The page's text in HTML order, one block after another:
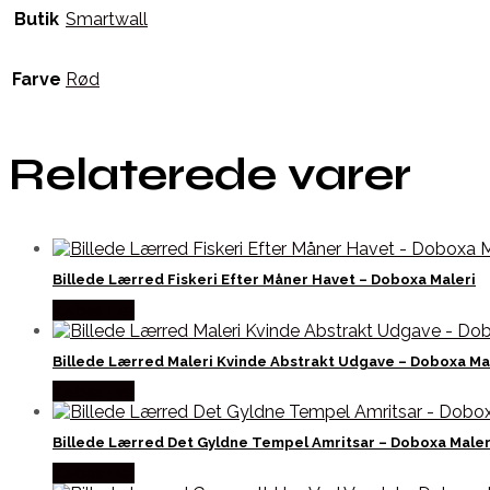
Butik Smartwall
Farve Rød
Relaterede varer
Billede Lærred Fiskeri Efter Måner Havet – Doboxa Maleri
Billede Lærred Maleri Kvinde Abstrakt Udgave – Doboxa
Billede Lærred Det Gyldne Tempel Amritsar – Doboxa